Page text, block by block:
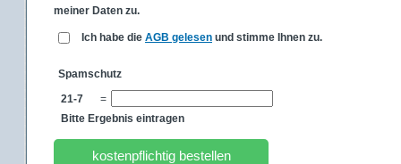
meiner Daten zu.
Ich habe die AGB gelesen und stimme Ihnen zu.
Spamschutz
21-7
=
Bitte Ergebnis eintragen
kostenpflichtig bestellen